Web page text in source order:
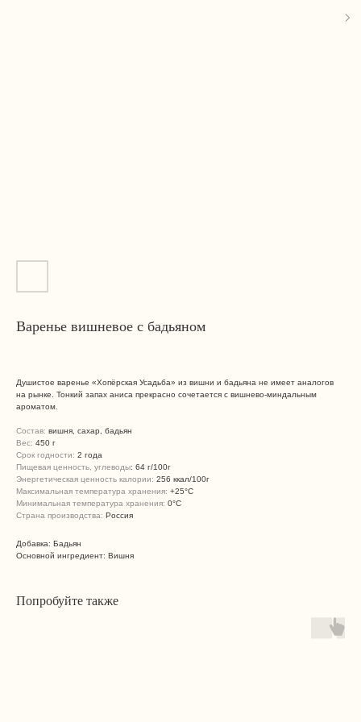
Варенье вишневое с бадьяном
Душистое варенье «Хопёрская Усадьба» из вишни и бадьяна не имеет аналогов
на рынке. Тонкий запах аниса прекрасно сочетается с вишнево-миндальным
ароматом.
Состав: вишня, сахар, бадьян
Вес: 450 г
Срок годности: 2 года
Пищевая ценность, углеводы: 64 г/100г
Энергетическая ценность калории: 256 ккал/100г
Максимальная температура хранения: +25°C
Минимальная температура хранения: 0°C
Страна производства: Россия
Добавка: Бадьян
Основной ингредиент: Вишня
Попробуйте также